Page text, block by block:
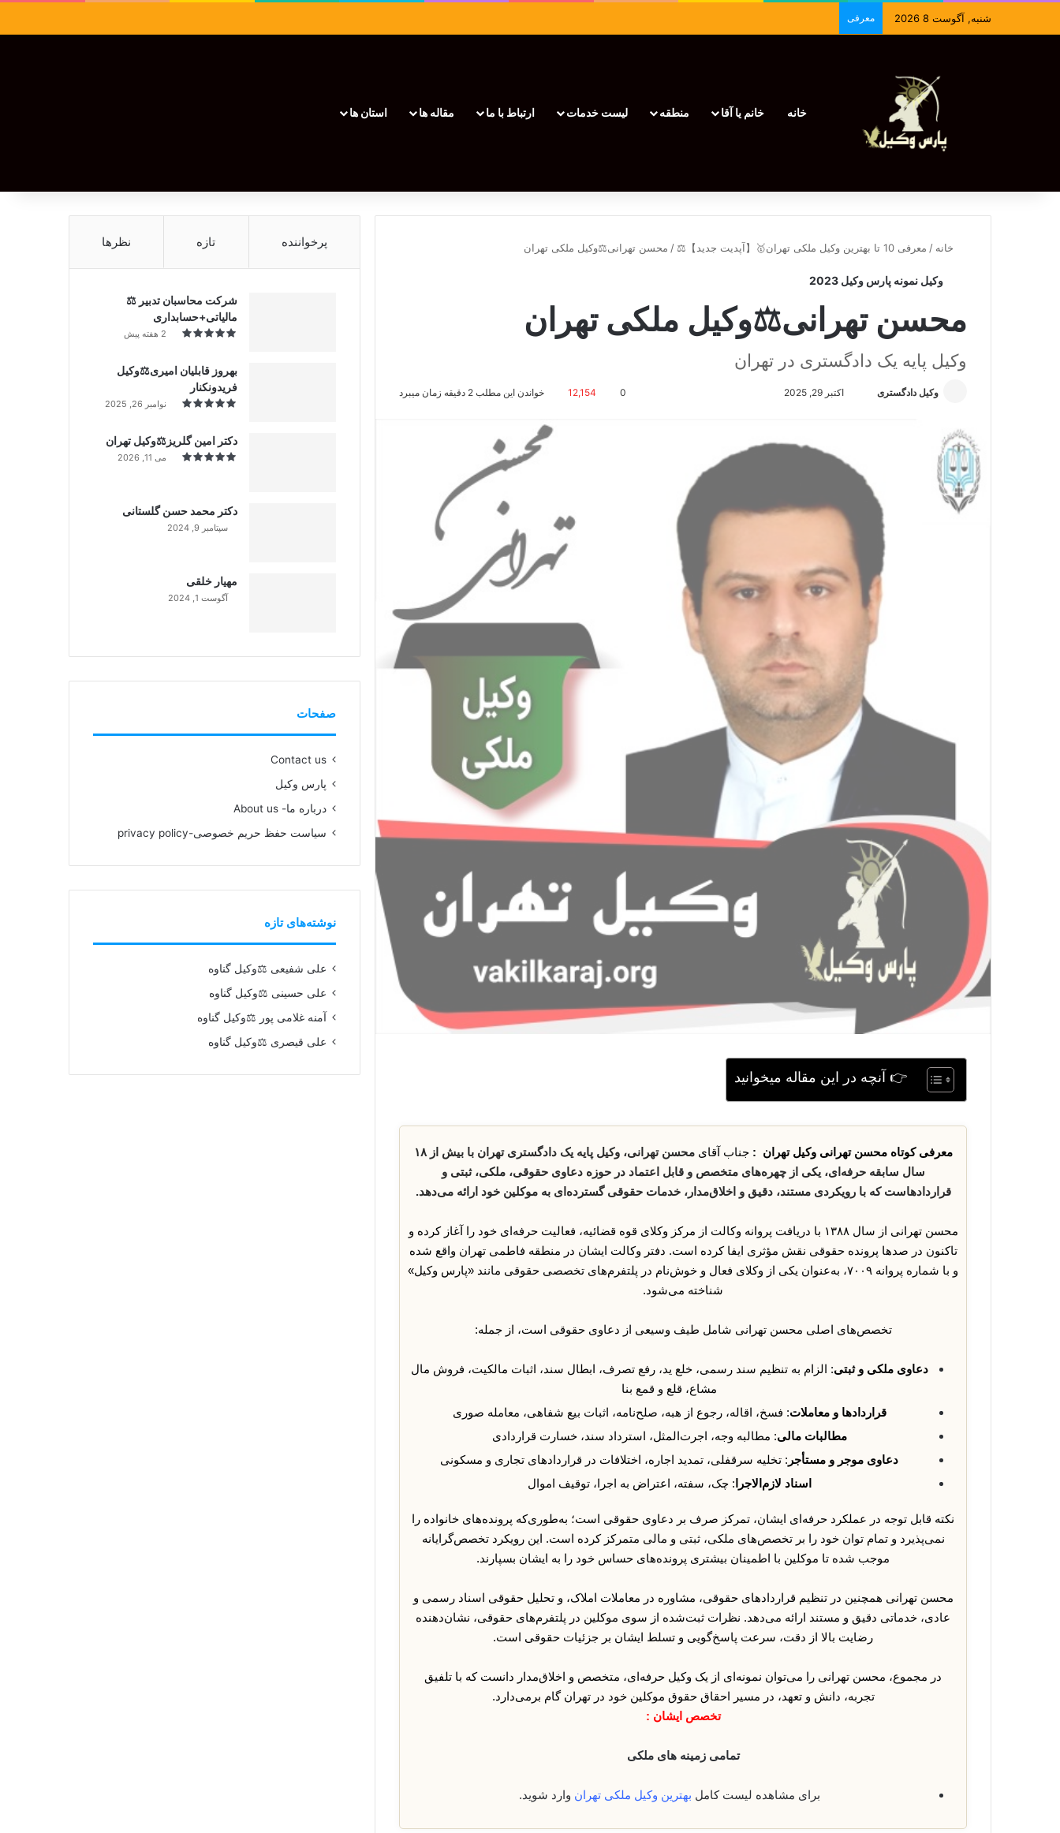
شنبه, آگوست 8 2026 معرفی
خانه خانم یا آقا منطقه لیست خدمات ارتباط با ما مقاله ها استان ها
خانه / معرفی 10 تا بهترین وکیل ملکی تهران🥇【آپدیت جدید】⚖️ / محسن تهرانی⚖️وکیل ملکی تهران
وکیل نمونه پارس وکیل 2023
محسن تهرانی⚖️وکیل ملکی تهران
وکیل پایه یک دادگستری در تهران
وکیل دادگستری اکتبر 29, 2025 0
12,154 خواندن این مطلب 2 دقیقه زمان میبرد
👉 آنچه در این مقاله میخوانید
معرفی کوتاه محسن تهرانی وکیل تهران : جناب آقای
محسن تهرانی، وکیل پایه یک دادگستری تهران با بیش از ۱۸
سال سابقه حرفه‌ای، یکی از چهره‌های متخصص و قابل اعتماد در حوزه دعاوی حقوقی، ملکی، ثبتی و
قراردادهاست که با رویکردی مستند، دقیق و اخلاق‌مدار، خدمات حقوقی گسترده‌ای به موکلین خود ارائه می‌دهد.
محسن تهرانی از سال ۱۳۸۸ با دریافت پروانه وکالت از مرکز وکلای قوه قضائیه، فعالیت حرفه‌ای خود را آغاز کرده و
تاکنون در صدها پرونده حقوقی نقش مؤثری ایفا کرده است. دفتر وکالت ایشان در منطقه فاطمی تهران واقع شده
و با شماره پروانه ۷۰۰۹، به‌عنوان یکی از وکلای فعال و خوش‌نام در پلتفرم‌های تخصصی حقوقی مانند «پارس وکیل»
شناخته می‌شود.
تخصص‌های اصلی محسن تهرانی شامل طیف وسیعی از دعاوی حقوقی است، از جمله:
دعاوی ملکی و ثبتی: الزام به تنظیم سند رسمی، خلع ید، رفع تصرف، ابطال سند، اثبات مالکیت، فروش مال
مشاع، قلع و قمع بنا
قراردادها و معاملات: فسخ، اقاله، رجوع از هبه، صلح‌نامه، اثبات بیع شفاهی، معامله صوری
مطالبات مالی: مطالبه وجه، اجرت‌المثل، استرداد سند، خسارت قراردادی
دعاوی موجر و مستأجر : تخلیه سرقفلی، تمدید اجاره، اختلافات در قراردادهای تجاری و مسکونی
اسناد لازم‌الاجرا : چک، سفته، اعتراض به اجرا، توقیف اموال
نکته قابل توجه در عملکرد حرفه‌ای ایشان، تمرکز صرف بر دعاوی حقوقی است؛ به‌طوری‌که پرونده‌های خانواده را
نمی‌پذیرد و تمام توان خود را بر تخصص‌های ملکی، ثبتی و مالی متمرکز کرده است. این رویکرد تخصص‌گرایانه
موجب شده تا موکلین با اطمینان بیشتری پرونده‌های حساس خود را به ایشان بسپارند.
محسن تهرانی همچنین در تنظیم قراردادهای حقوقی، مشاوره در معاملات املاک، و تحلیل حقوقی اسناد رسمی و
عادی، خدماتی دقیق و مستند ارائه می‌دهد. نظرات ثبت‌شده از سوی موکلین در پلتفرم‌های حقوقی، نشان‌دهنده
رضایت بالا از دقت، سرعت پاسخ‌گویی و تسلط ایشان بر جزئیات حقوقی است.
در مجموع، محسن تهرانی را می‌توان نمونه‌ای از یک وکیل حرفه‌ای، متخصص و اخلاق‌مدار دانست که با تلفیق
تجربه، دانش و تعهد، در مسیر احقاق حقوق موکلین خود در تهران گام برمی‌دارد.
تخصص ایشان :
تمامی زمینه های ملکی
برای مشاهده لیست کامل بهترین وکیل ملکی تهران وارد شوید.
پرخواننده تازه نظرها
شرکت محاسبان تدبیر ⚖️
مالیاتی+حسابداری
2 هفته پیش
بهروز قابلیان امیری⚖️وکیل
فریدونکنار
نوامبر 26, 2025
دکتر امین گلریز⚖️وکیل تهران
می 11, 2026
دکتر محمد حسن گلستانی
سپتامبر 9, 2024
مهیار خلقی
آگوست 1, 2024
صفحات
Contact us
پارس وکیل
درباره ما- About us
سیاست حفظ حریم خصوصی-privacy policy
نوشته‌های تازه
علی شفیعی ⚖️وکیل گناوه
علی حسینی ⚖️وکیل گناوه
آمنه غلامی پور ⚖️وکیل گناوه
علی قیصری ⚖️وکیل گناوه